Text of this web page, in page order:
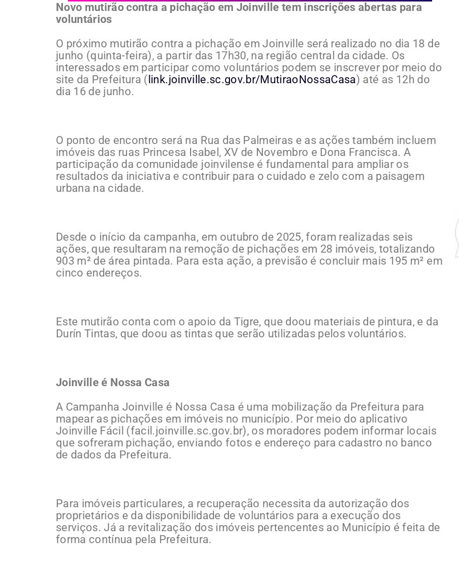
Novo mutirão contra a pichação em Joinville tem inscrições abertas para
voluntários
O próximo mutirão contra a pichação em Joinville será realizado no dia 18 de
junho (quinta-feira), a partir das 17h30, na região central da cidade. Os
interessados em participar como voluntários podem se inscrever por meio do
site da Prefeitura ( link.joinville.sc.gov.br/MutiraoNossaCasa) até as 12h do
dia 16 de junho.
O ponto de encontro será na Rua das Palmeiras e as ações também incluem
imóveis das ruas Princesa Isabel, XV de Novembro e Dona Francisca. A
participação da comunidade joinvilense é fundamental para ampliar os
resultados da iniciativa e contribuir para o cuidado e zelo com a paisagem
urbana na cidade.
Desde o início da campanha, em outubro de 2025, foram realizadas seis
ações, que resultaram na remoção de pichações em 28 imóveis, totalizando
903 m² de área pintada. Para esta ação, a previsão é concluir mais 195 m² em
cinco endereços.
Este mutirão conta com o apoio da Tigre, que doou materiais de pintura, e da
Durín Tintas, que doou as tintas que serão utilizadas pelos voluntários.
Joinville é Nossa Casa
A Campanha Joinville é Nossa Casa é uma mobilização da Prefeitura para
mapear as pichações em imóveis no município. Por meio do aplicativo
Joinville Fácil (facil.joinville.sc.gov.br), os moradores podem informar locais
que sofreram pichação, enviando fotos e endereço para cadastro no banco
de dados da Prefeitura.
Para imóveis particulares, a recuperação necessita da autorização dos
proprietários e da disponibilidade de voluntários para a execução dos
serviços. Já a revitalização dos imóveis pertencentes ao Município é feita de
forma contínua pela Prefeitura.